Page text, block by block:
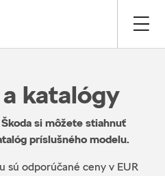
katalógy
si môžete stiahnuť
príslušného modelu.
sú odporúčané ceny v EUR